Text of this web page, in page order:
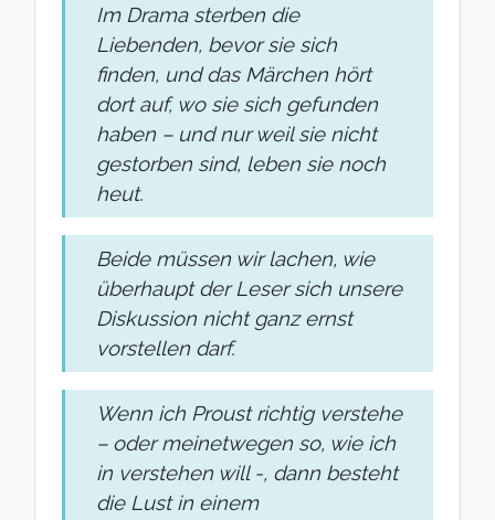
Im Drama sterben die
Liebenden, bevor sie sich
finden, und das Märchen hört
dort auf, wo sie sich gefunden
haben – und nur weil sie nicht
gestorben sind, leben sie noch
heut.
Beide müssen wir lachen, wie
überhaupt der Leser sich unsere
Diskussion nicht ganz ernst
vorstellen darf.
Wenn ich Proust richtig verstehe
– oder meinetwegen so, wie ich
in verstehen will -, dann besteht
die Lust in einem